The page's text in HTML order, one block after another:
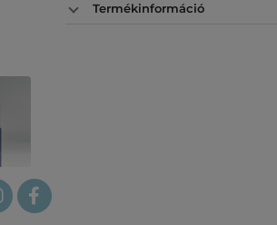
Termékinformáció